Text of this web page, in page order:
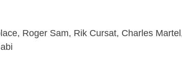
Roger Sam, Rik Cursat, Charles